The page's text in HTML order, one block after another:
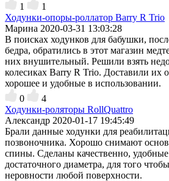
1
1
Ходунки-опоры-роллатор Barry R Trio
Марина 2020-03-31 13:03:28
В поисках ходунков для бабушки,
бедра, обратились в этот магазин
них внушительный. Решили взять
колесиках Barry R Trio. Доставили их
хорошее и удобные в использовании.
0
4
Ходунки-роляторы RollQuattro
Александр 2020-01-17 19:45:49
Брали данные ходунки для
позвоночника. Хорошо снимают
спины. Сделаны качественно, удобные
достаточного диаметра, для того
неровности любой поверхности.